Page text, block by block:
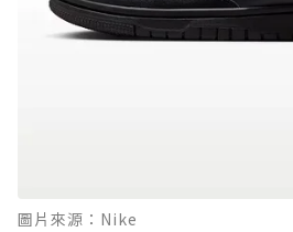
圖片來源：Nike